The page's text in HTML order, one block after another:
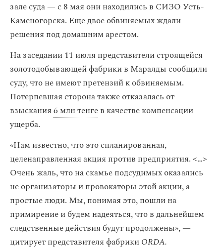
зале суда — с 8 мая они находились в СИЗО Усть-
Каменогорска. Еще двое обвиняемых ждали
решения под домашним арестом.
На заседании 11 июля представители строящейся
золотодобывающей фабрики в Маралды сообщили
суду, что не имеют претензий к обвиняемым.
Потерпевшая сторона также отказалась от
взыскания6 млн тенгев качестве компенсации
ущерба.
«Нам известно, что это спланированная,
целенаправленная акция против предприятия. < … >
Очень жаль, что на скамье подсудимых оказались
не организаторы и провокаторы этой акции, а
простые люди. Мы, понимая это, пошли на
примирение и будем надеяться, что в дальнейшем
следственные действия будут продолжены», —
цитирует представителя фабрикиORDA.